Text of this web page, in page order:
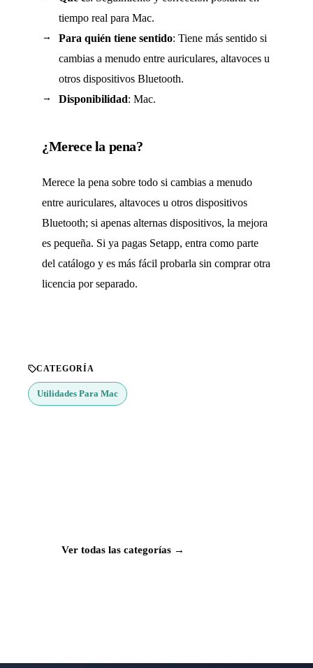
tiempo real para Mac.
Para quién tiene sentido: Tiene más sentido si
cambias a menudo entre auriculares, altavoces u
otros dispositivos Bluetooth.
Disponibilidad: Mac.
¿Merece la pena?
Merece la pena sobre todo si cambias a menudo
entre auriculares, altavoces u otros dispositivos
Bluetooth; si apenas alternas dispositivos, la mejora
es pequeña. Si ya pagas Setapp, entra como parte
del catálogo y es más fácil probarla sin comprar otra
licencia por separado.
CATEGORÍA
Utilidades Para Mac
Ver todas las categorías →